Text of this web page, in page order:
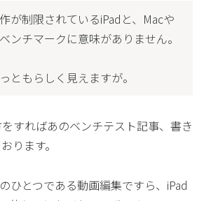
が制限されているiPadと、Macや
ンチマークに意味がありません。
ともらしく見えますが。
すればあのベンチテスト記事、書き
ります。
ひとつである動画編集ですら、iPad